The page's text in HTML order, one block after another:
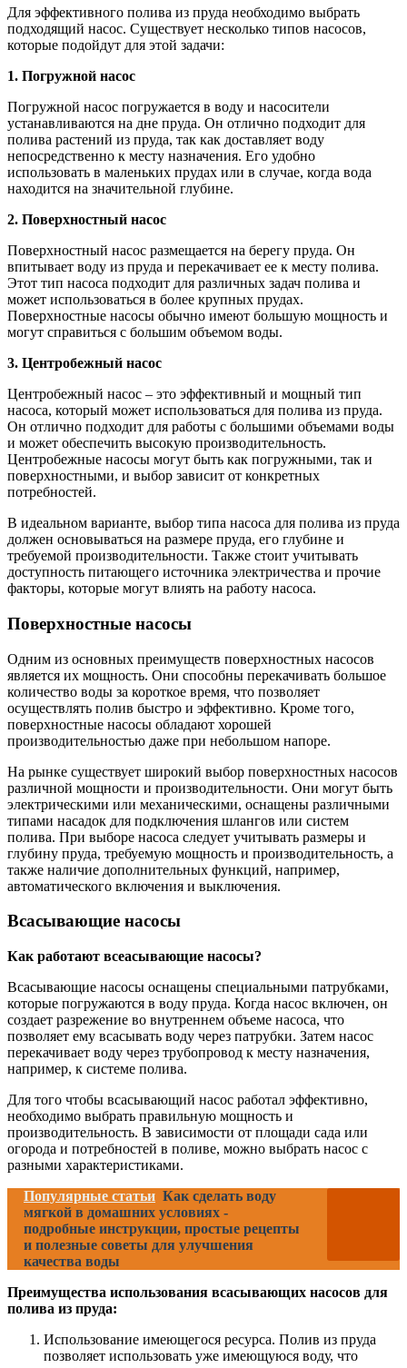
Для эффективного полива из пруда необходимо выбрать
подходящий насос. Существует несколько типов насосов,
которые подойдут для этой задачи:
1. Погружной насос
Погружной насос погружается в воду и насосители
устанавливаются на дне пруда. Он отлично подходит для
полива растений из пруда, так как доставляет воду
непосредственно к месту назначения. Его удобно
использовать в маленьких прудах или в случае, когда вода
находится на значительной глубине.
2. Поверхностный насос
Поверхностный насос размещается на берегу пруда. Он
впитывает воду из пруда и перекачивает ее к месту полива.
Этот тип насоса подходит для различных задач полива и
может использоваться в более крупных прудах.
Поверхностные насосы обычно имеют большую мощность и
могут справиться с большим объемом воды.
3. Центробежный насос
Центробежный насос – это эффективный и мощный тип
насоса, который может использоваться для полива из пруда.
Он отлично подходит для работы с большими объемами воды
и может обеспечить высокую производительность.
Центробежные насосы могут быть как погружными, так и
поверхностными, и выбор зависит от конкретных
потребностей.
В идеальном варианте, выбор типа насоса для полива из пруда
должен основываться на размере пруда, его глубине и
требуемой производительности. Также стоит учитывать
доступность питающего источника электричества и прочие
факторы, которые могут влиять на работу насоса.
Поверхностные насосы
Одним из основных преимуществ поверхностных насосов
является их мощность. Они способны перекачивать большое
количество воды за короткое время, что позволяет
осуществлять полив быстро и эффективно. Кроме того,
поверхностные насосы обладают хорошей
производительностью даже при небольшом напоре.
На рынке существует широкий выбор поверхностных насосов
различной мощности и производительности. Они могут быть
электрическими или механическими, оснащены различными
типами насадок для подключения шлангов или систем
полива. При выборе насоса следует учитывать размеры и
глубину пруда, требуемую мощность и производительность, а
также наличие дополнительных функций, например,
автоматического включения и выключения.
Всасывающие насосы
Как работают всеасывающие насосы?
Всасывающие насосы оснащены специальными патрубками,
которые погружаются в воду пруда. Когда насос включен, он
создает разрежение во внутреннем объеме насоса, что
позволяет ему всасывать воду через патрубки. Затем насос
перекачивает воду через трубопровод к месту назначения,
например, к системе полива.
Для того чтобы всасывающий насос работал эффективно,
необходимо выбрать правильную мощность и
производительность. В зависимости от площади сада или
огорода и потребностей в поливе, можно выбрать насос с
разными характеристиками.
Популярные статьи Как сделать воду
мягкой в домашних условиях -
подробные инструкции, простые рецепты
и полезные советы для улучшения
качества воды
Преимущества использования всасывающих насосов для
полива из пруда:
Использование имеющегося ресурса. Полив из пруда
позволяет использовать уже имеющуюся воду, что